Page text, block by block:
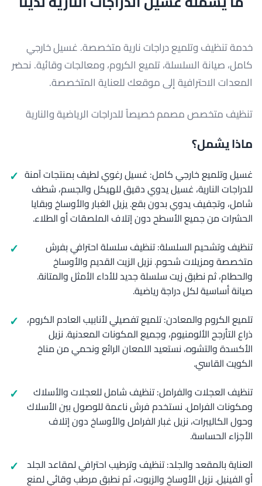
خدمة تنظيف وتلميع دراجات نارية متخصصة. غسيل خارجي
كامل، صيانة السلسلة، تلميع الكروم، ومعالجات وقائية. نحضر
المعدات الاحترافية إلى موقعك للعناية المتخصصة.
تنظيف متخصص مصمم خصيصاً للدراجات الرياضية والنارية
ماذا يشمل؟
غسيل وتلميع خارجي كامل: غسيل رغوي لطيف بمنتجات آمنة
للدراجات النارية، غسيل يدوي دقيق للهيكل والجسم، شطف
شامل، وتجفيف يدوي بدون بقع. يزيل الغبار والأوساخ وبقايا
الحشرات من جميع الأسطح دون إتلاف الملصقات أو الطلاء.
تنظيف وتشحيم السلسلة: تنظيف سلسلة احترافي بفرش
متخصصة ومزيلات شحوم. نزيل الزيت القديم والأوساخ
والحطام، ثم نطبق زيت سلسلة جديد للأداء الأمثل والمتانة.
صيانة أساسية لكل دراجة رياضية.
تلميع الكروم والمعادن: تلميع تفصيلي لأنابيب العادم الكروم،
ذراع التأرجح الألومنيوم، وجميع المكونات المعدنية. نزيل
الأكسدة والتشوه، نستعيد اللمعان الرائع ونحمي من مناخ
الكويت القاسي.
تنظيف العجلات والفرامل: تنظيف شامل للعجلات والأسلاك
ومكونات الفرامل. نستخدم فرش ناعمة للوصول بين الأسلاك
وحول الكاليبرات، نزيل غبار الفرامل والأوساخ دون إتلاف
الأجزاء الحساسة.
العناية بالمقعد والجلد: تنظيف وترطيب احترافي لمقاعد الجلد
أو الفينيل. نزيل الأوساخ والزيوت، ثم نطبق مرطب وقائي لمنع